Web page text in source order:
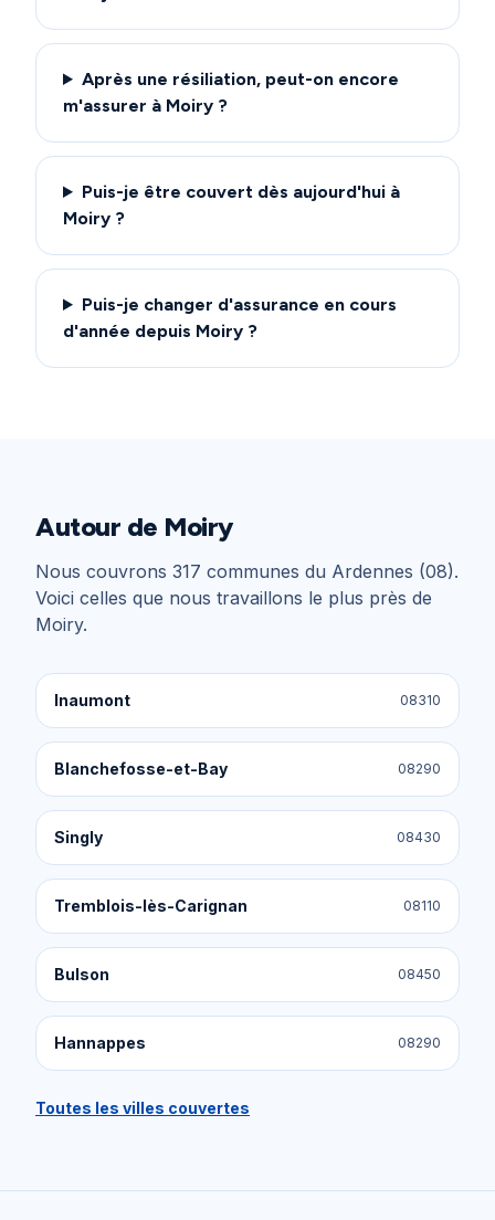
Après une résiliation, peut-on encore
m'assurer à Moiry ?
Puis-je être couvert dès aujourd'hui à
Moiry ?
Puis-je changer d'assurance en cours
d'année depuis Moiry ?
Autour de Moiry
Nous couvrons 317 communes du Ardennes (08).
Voici celles que nous travaillons le plus près de
Moiry.
Inaumont 08310
Blanchefosse-et-Bay 08290
Singly 08430
Tremblois-lès-Carignan 08110
Bulson 08450
Hannappes 08290
Toutes les villes couvertes